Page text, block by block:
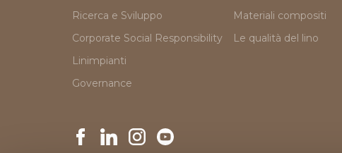
Ricerca e Sviluppo
Corporate Social Responsibility
Linimpianti
Governance
Materiali compositi
Le qualità del lino